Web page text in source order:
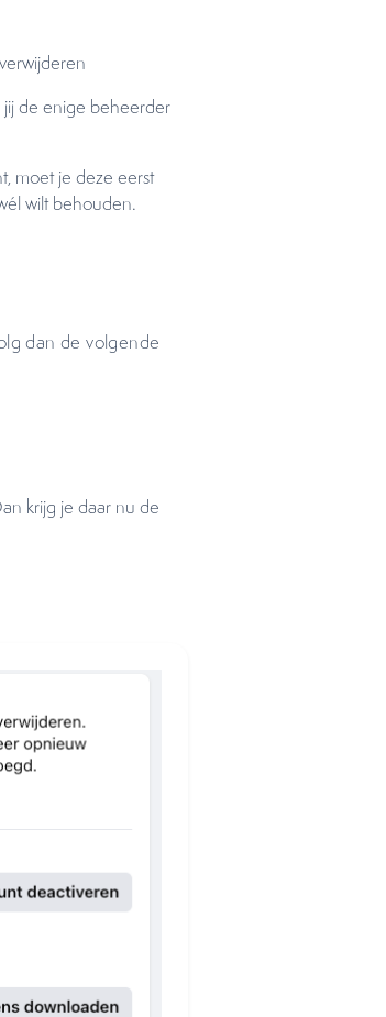
jij de enige beheerder
moet je deze eerst
wilt behouden.
dan de volgende
krijg je daar nu de